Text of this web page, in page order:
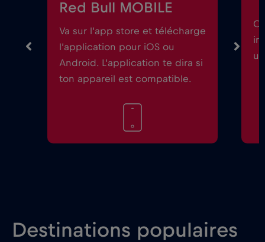
Red Bull MOBILE
Va sur l’app store et télécharge
l’application pour iOS ou
Android. L’application te dira si
ton appareil est compatible.
Destinations populaires